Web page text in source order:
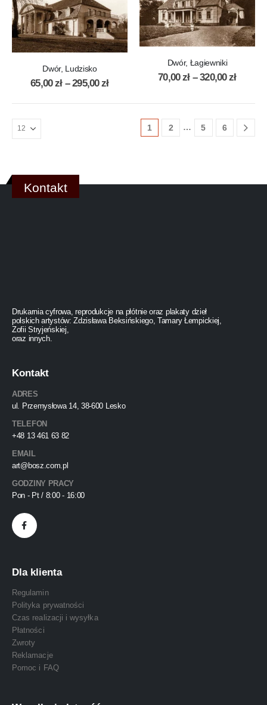
Dwór, Ludzisko
65,00zł – 295,00zł
Dwór, Łagiewniki
70,00zł – 320,00zł
1 2 … 5 6
Kontakt
Drukarnia cyfrowa, reprodukcje na płótnie oraz plakaty dzieł
polskich artystów: Zdzisława Beksińskiego, Tamary Łempickiej,
Zofii Stryjeńskiej,
oraz innych.
Kontakt
ADRES
ul. Przemysłowa 14, 38-600 Lesko
TELEFON
+48 13 461 63 82
EMAIL
art@bosz.com.pl
GODZINY PRACY
Pon - Pt / 8:00 - 16:00
Dla klienta
Regulamin
Polityka prywatności
Czas realizacji i wysyłka
Płatności
Zwroty
Reklamacje
Pomoc i FAQ